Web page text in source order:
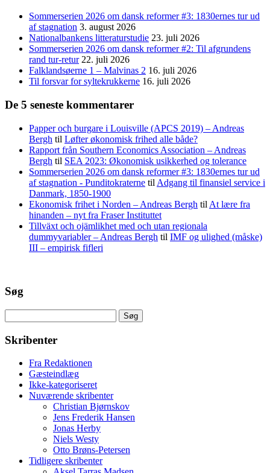
Sommerserien 2026 om dansk reformer #3: 1830ernes tur ud
af stagnation 3. august 2026
Nationalbankens litteraturstudie 23. juli 2026
Sommerserien 2026 om dansk reformer #2: Til afgrundens
rand tur-retur 22. juli 2026
Falklandsøerne 1 – Malvinas 2 16. juli 2026
Til forsvar for syltekrukkerne 16. juli 2026
De 5 seneste kommentarer
Papper och burgare i Louisville (APCS 2019) – Andreas
Bergh til Løfter økonomisk frihed alle både?
Rapport från Southern Economics Association – Andreas
Bergh til SEA 2023: Økonomisk usikkerhed og tolerance
Sommerserien 2026 om dansk reformer #3: 1830ernes tur ud
af stagnation - Punditokraterne til Adgang til finansiel service i
Danmark, 1850-1900
Ekonomisk frihet i Norden – Andreas Bergh til At lære fra
hinanden – nyt fra Fraser Instituttet
Tillväxt och ojämlikhet med och utan regionala
dummyvariabler – Andreas Bergh til IMF og ulighed (måske)
III – empirisk fifleri
Søg
efter:
Skribenter
Fra Redaktionen
Gæsteindlæg
Ikke-kategoriseret
Nuværende skribenter
Christian Bjørnskov
Jens Frederik Hansen
Jonas Herby
Niels Westy
Otto Brøns-Petersen
Tidligere skribenter